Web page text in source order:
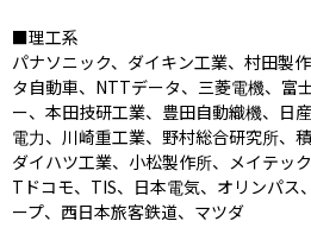
■理工系
パナソニック、ダイキン工業、村田製
タ自動車、NTTデータ、三菱電機、富
ー、本田技研工業、豊田自動織機、日
電力、川崎重工業、野村総合研究所、
ダイハツ工業、小松製作所、メイテッ
Tドコモ、TIS、日本電気、オリンパス
ープ、西日本旅客鉄道、マツダ